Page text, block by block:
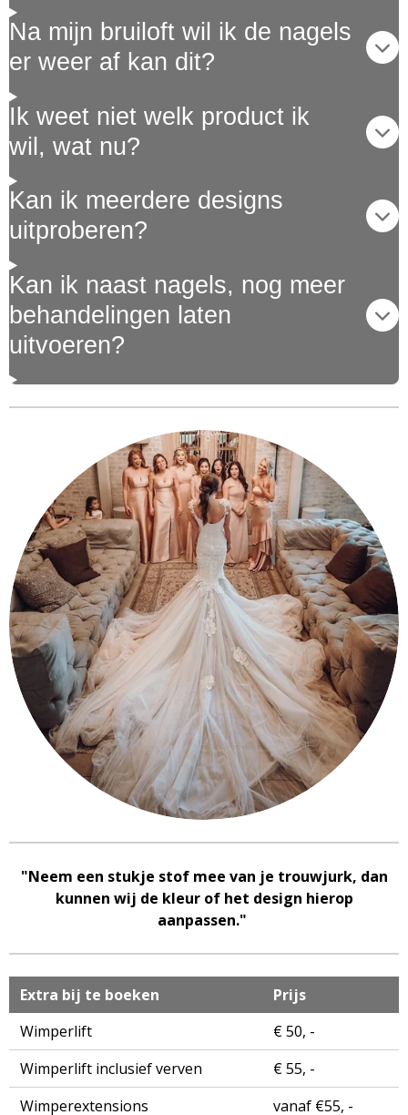
Na mijn bruiloft wil ik de nagels
er weer af kan dit?
Ik weet niet welk product ik
wil, wat nu?
Kan ik meerdere designs
uitproberen?
Kan ik naast nagels, nog meer
behandelingen laten
uitvoeren?
"Neem een stukje stof mee van je trouwjurk, dan
kunnen wij de kleur of het design hierop
aanpassen."
Extra bij te boeken
Prijs
Wimperlift
€ 50, -
Wimperlift inclusief verven
€ 55, -
Wimperextensions
vanaf €55, -